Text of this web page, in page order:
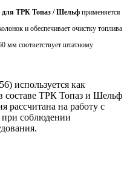
для ТРК Топаз / Шельф применяется
и обеспечивает очистку топлива
мм соответствует штатному
используется как
ТРК Топаз и Шельф
рассчитана на работу с
соблюдении